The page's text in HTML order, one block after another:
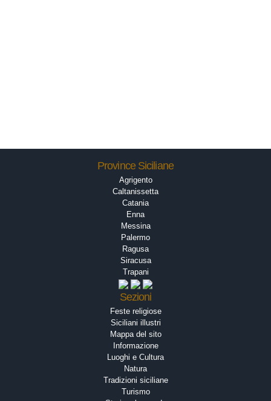
Province Siciliane
Agrigento
Caltanissetta
Catania
Enna
Messina
Palermo
Ragusa
Siracusa
Trapani
Sezioni
Feste religiose
Siciliani illustri
Mappa del sito
Informazione
Luoghi e Cultura
Natura
Tradizioni siciliane
Turismo